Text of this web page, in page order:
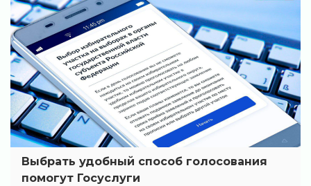
Выбрать удобный способ голосования
помогут Госуслуги